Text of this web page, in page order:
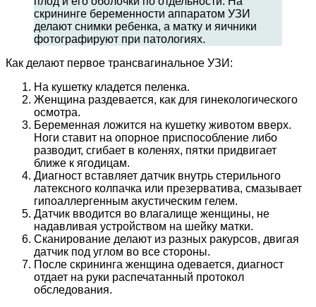
скрининге беременности аппаратом УЗИ
делают снимки ребенка, а матку и яичники
фотографируют при патологиях.
Как делают первое трансвагинальное УЗИ:
На кушетку кладется пеленка.
Женщина раздевается, как для гинекологического
осмотра.
Беременная ложится на кушетку животом вверх.
Ноги ставит на опорное приспособление либо
разводит, сгибает в коленях, пятки придвигает
ближе к ягодицам.
Диагност вставляет датчик внутрь стерильного
латексного колпачка или презерватива, смазывает
гипоаллергенным акустическим гелем.
Датчик вводится во влагалище женщины, не
надавливая устройством на шейку матки.
Сканирование делают из разных ракурсов, двигая
датчик под углом во все стороны.
После скрининга женщина одевается, диагност
отдает на руки распечатанный протокол
обследования.